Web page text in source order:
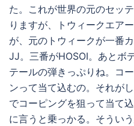
た。これが世界の元のセッ
りますが、トウィークエア
が、元のトウィークが一番
JJ。三番がHOSOI。あとボ
テールの弾きっぷりね。コ
ンって当て込むの。それが
でコーピングを狙って当て
に言うと乗っかる。そうい